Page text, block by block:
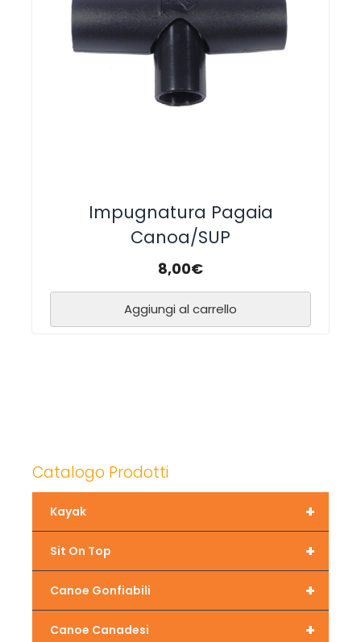
Impugnatura Pagaia
Canoa/SUP
8,00€
Aggiungi al carrello
Catalogo Prodotti
+
Kayak
+
Sit On Top
+
Canoe Gonfiabili
+
Canoe Canadesi